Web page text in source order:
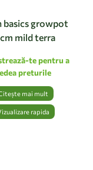
basics growpot
mild terra
te pentru a
preturile
mai mult
rapida